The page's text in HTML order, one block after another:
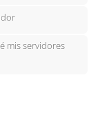
mis servidores